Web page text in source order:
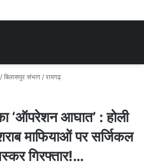
/बिलासपुर संभाग /रायगढ़
‘ऑपरेशन आघात’ : होली
माफियाओं पर सर्जिकल
गिरफ्तार!…